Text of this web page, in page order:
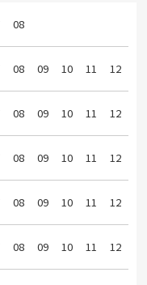
08
08 09 10 11 12
08 09 10 11 12
08 09 10 11 12
08 09 10 11 12
08 09 10 11 12